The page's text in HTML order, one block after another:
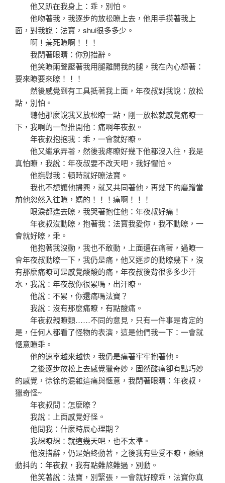
他又趴在我身上：乖，別怕。
他吻著我，我逐步的放松瞭上去，他用手摸著我上
面，對我說：法寶，shui很多多少。
啊！羞死瞭啊！！！
我閉著眼睛：你別措辭。
他笑瞭兩聲壓著我用腿離開我的腿，我在內心想著：
要來瞭要來瞭！！！
然後感覺到有工具抵著我上面，年夜叔對我說：放松
點，別怕。
聽他那麼說我又放松瞭一點，剛一放松就感覺痛瞭一
下，我啊的一聲推開他：痛啊年夜叔。
年夜叔抱抱我：乖，一會就好瞭。
他又繼承弄著，然後我疼瞭好幾下他都沒入往，我是
真怕瞭，我說：年夜叔要不改天吧，我好懼怕。
他撫慰我：頓時就好瞭法寶。
我也不想讓他掃興，就又共同著他，再幾下的磨蹭當
前他忽然入往瞭，媽的！！！痛啊！！！
眼淚都進去瞭，我哭著抱住他：年夜叔好痛！
年夜叔沒動瞭，抱著我：法寶我愛你，我不動瞭，一
會就好瞭，乖。
他抱著我沒動，我也不敢動，上面還在痛著，過瞭一
會年夜叔動瞭一下，我仍是痛，他又逐步的動瞭幾下，沒
有那麼痛瞭可是感覺酸酸的痛，年夜叔後背很多多少汗
水，我說：年夜叔你很累嗎，出汗瞭。
他說：不累，你還痛嗎法寶？
我說：沒有那麼痛瞭，有點酸痛。
年夜叔親瞭類……不同的意見，只有一件事是肯定的
是，任何人都看了怪物的表演，這是他們我一下：一會就
愜意瞭乖。
他的速率越來越快，我仍是痛著牢牢抱著他。
之後逐步放松上去感覺獵奇妙，固然酸痛卻有點巧妙
的感覺，徐徐的混雜這痛與愜意，我閉著眼睛：年夜叔，
獵奇怪~
年夜叔問：怎麼瞭？
我說：上面感覺好怪。
他問我：什麼時辰心理期？
我想瞭想：就這幾天吧，也不太準。
他沒措辭，仍是始終動著，之後我有些受不瞭，顫顫
動抖的：年夜叔，我有點難熬難過，別動。
他笑著說：法寶，別緊張，一會就好瞭乖，法寶你真